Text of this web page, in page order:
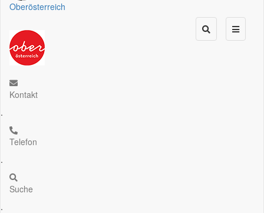
Oberösterreich
Kontakt
.
Telefon
.
Suche
.